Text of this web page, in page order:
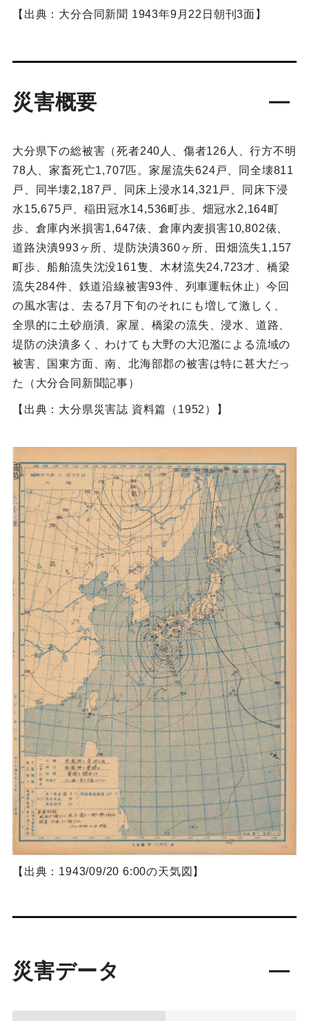
【出典：大分合同新聞 1943年9月22日朝刊3面】
災害概要
大分県下の総被害（死者240人、傷者126人、行方不明
78人、家畜死亡1,707匹。家屋流失624戸、同全壊811
戸、同半壊2,187戸、同床上浸水14,321戸、同床下浸
水15,675戸、稲田冠水14,536町歩、畑冠水2,164町
歩、倉庫内米損害1,647俵、倉庫内麦損害10,802俵、
道路決潰993ヶ所、堤防決潰360ヶ所、田畑流失1,157
町歩、船舶流失沈没161隻、木材流失24,723才、橋梁
流失284件、鉄道沿線被害93件、列車運転休止）今回
の風水害は、去る7月下旬のそれにも増して激しく、
全県的に土砂崩潰、家屋、橋梁の流失、浸水、道路、
堤防の決潰多く、わけても大野の大氾濫による流域の
被害、国東方面、南、北海部郡の被害は特に甚大だっ
た（大分合同新聞記事）
【出典：大分県災害誌 資料篇（1952）】
【出典：1943/09/20 6:00の天気図】
災害データ